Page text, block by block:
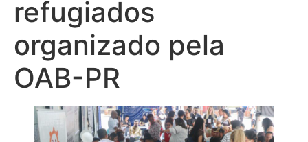
refugiados
organizado pela
OAB-PR